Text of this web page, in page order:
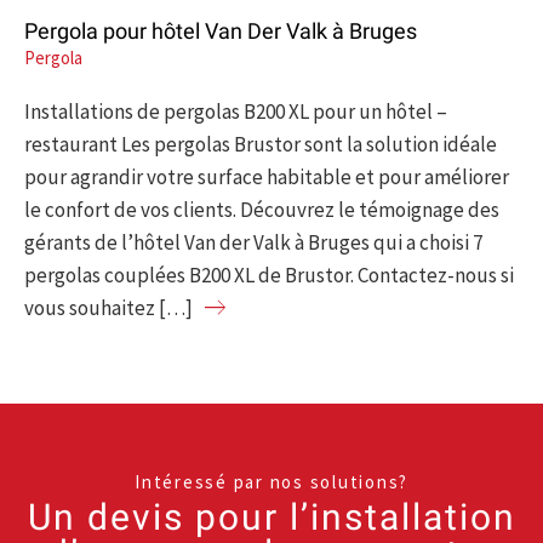
Pergola pour hôtel Van Der Valk à Bruges
Pergola
Installations de pergolas B200 XL pour un hôtel –
restaurant Les pergolas Brustor sont la solution idéale
pour agrandir votre surface habitable et pour améliorer
le confort de vos clients. Découvrez le témoignage des
gérants de l’hôtel Van der Valk à Bruges qui a choisi 7
pergolas couplées B200 XL de Brustor. Contactez-nous si
vous souhaitez […]
Intéressé par nos solutions?
Un devis pour l’installation